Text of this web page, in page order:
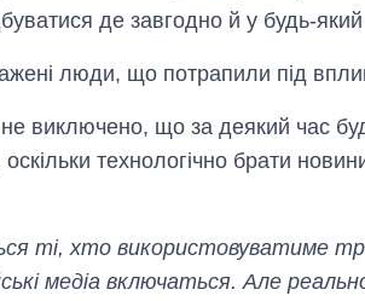
де завгодно й у будь-
люди, що потрапили під
виключено, що за деякий час
оскільки технологічно брати
ті, хто використовуватиме
медіа включаться. Але